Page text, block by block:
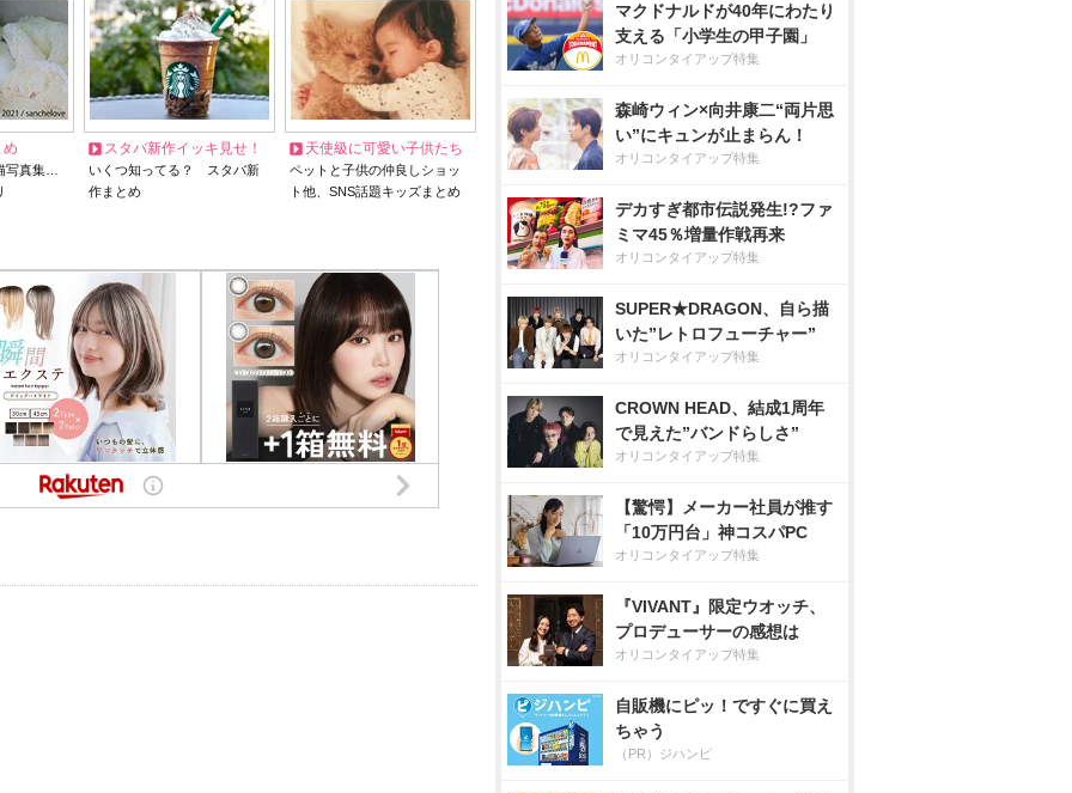
め
写真集…
スタバ新作イッキ見せ！
いくつ知ってる？ スタバ新
作まとめ
天使級に可愛い子供たち
ペットと子供の仲良しショッ
ト他、SNS話題キッズまとめ
マクドナルドが40年にわたり
支える「小学生の甲子園」
オリコンタイアップ特集
森崎ウィン×向井康二“両片思
い”にキュンが止まらん！
オリコンタイアップ特集
デカすぎ都市伝説発生!?ファ
ミマ45％増量作戦再来
オリコンタイアップ特集
SUPER★DRAGON、自ら描
いた”レトロフューチャー”
オリコンタイアップ特集
CROWN HEAD、結成1周年
で見えた”バンドらしさ”
オリコンタイアップ特集
【驚愕】メーカー社員が推す
「10万円台」神コスパPC
オリコンタイアップ特集
『VIVANT』限定ウオッチ、
プロデューサーの感想は
オリコンタイアップ特集
自販機にピッ！ですぐに買え
ちゃう
（PR）ジハンピ